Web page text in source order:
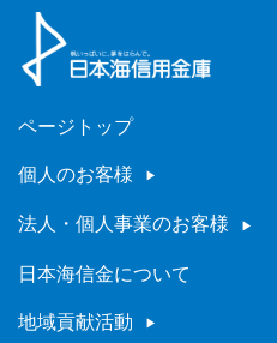
ページトップ
個人のお客様
法人・個人事業のお客様
日本海信金について
地域貢献活動